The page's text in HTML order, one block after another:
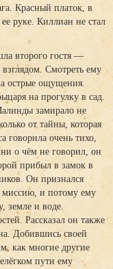
Красный платок, в
руке. Киллиан не стал
второго гостя —
Смотреть ему
острые ощущения.
на прогулку в сад.
замирало не
от тайны, которая
говорила очень тихо,
о чём не говорил, он
прибыл в замок в
Он признался
миссию, и потому ему
земле и воде.
Рассказал он также
Добившись своей
как многие другие
пути ему